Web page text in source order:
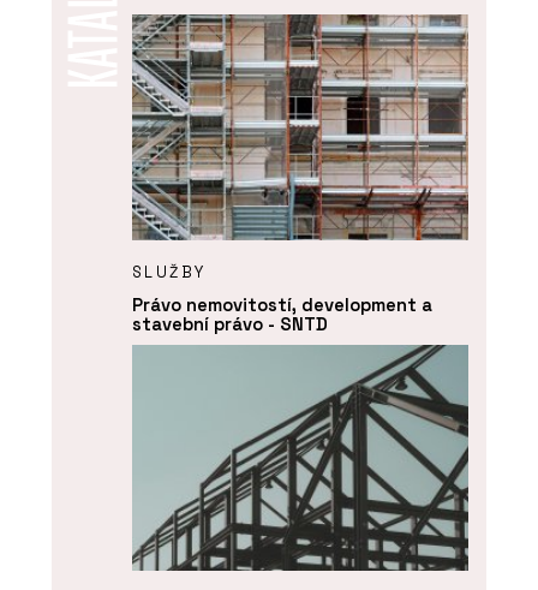
SLUŽBY
Právo nemovitostí, development a
stavební právo - SNTD